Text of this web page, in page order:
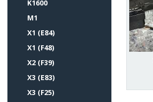
K1600
M1
X1 (E84)
X1 (F48)
X2 (F39)
X3 (E83)
X3 (F25)